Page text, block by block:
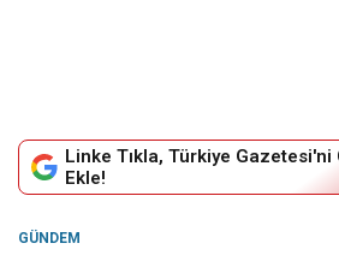
Linke Tıkla, Türkiye
Ekle!
GÜNDEM